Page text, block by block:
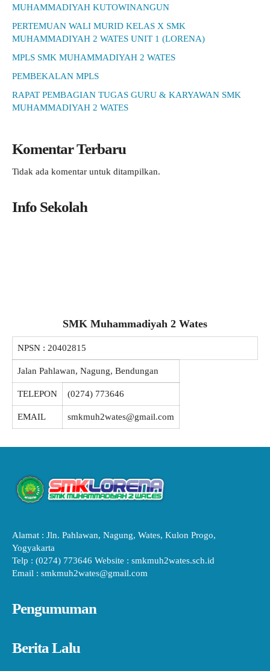
MUHAMMADIYAH KUTOWINANGUN
PERTEMUAN WALI MURID KELAS X SMK
MUHAMMADIYAH 2 WATES UNIT 1 (LORENA)
MPLS SMK MUHAMMADIYAH 2 WATES
PEMBEKALAN MPLS
RAPAT PEMBAGIAN TUGAS GURU & KARYAWAN SMK
MUHAMMADIYAH 2 WATES
Komentar Terbaru
Tidak ada komentar untuk ditampilkan.
Info Sekolah
SMK Muhammadiyah 2 Wates
NPSN : 20402815
Jalan Pahlawan, Nagung, Bendungan
TELEPON (0274) 773646
EMAIL smkmuh2wates@gmail.com
Alamat : Jln. Pahlawan, Nagung, Wates, Kulon Progo,
Yogyakarta
Telp : (0274) 773646 Website : smkmuh2wates.sch.id
Email : smkmuh2wates@gmail.com
Pengumuman
Berita Lalu